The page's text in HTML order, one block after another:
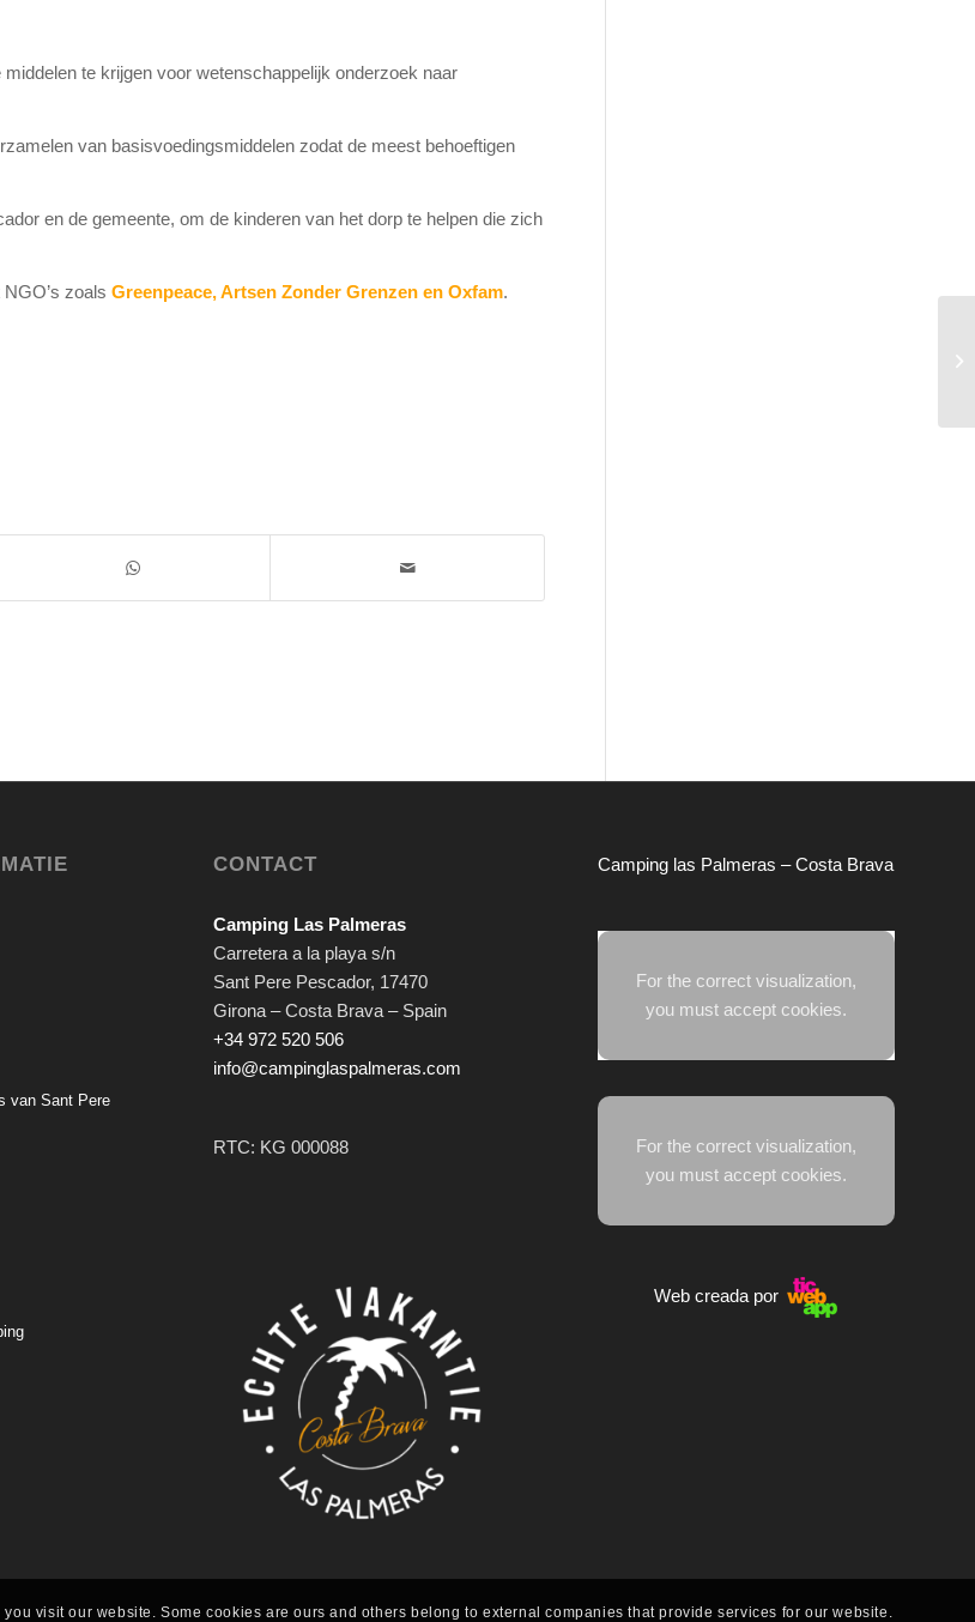
te krijgen voor wetenschappelijk onderzoek naar
van basisvoedingsmiddelen zodat de meest behoeftigen
en de gemeente, om de kinderen van het dorp te helpen die zich
zoals Greenpeace, Artsen Zonder Grenzen en Oxfam.
van Sant Pere
CONTACT
Camping Las Palmeras
Carretera a la playa s/n
Sant Pere Pescador, 17470
Girona – Costa Brava – Spain
+34 972 520 506
info@campinglaspalmeras.com
RTC: KG 000088
Camping las Palmeras – Costa Brava
For the correct visualization,
you must accept cookies.
For the correct visualization,
you must accept cookies.
Web creada por
visit our website. Some cookies are ours and others belong to external companies that provide services for our website.